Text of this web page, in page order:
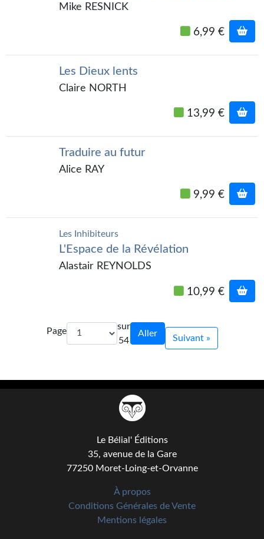
Goodies Gotland
Récompenses
Tous les articles
La Bibliothèque orbitale
CONTACT
F.A.Q.
Mike RESNICK
6,99 €
Les Dieux lents
Claire NORTH
13,99 €
Traduire au futur
Alice RAY
9,99 €
Les Inhibiteurs
L'Espace de la Révélation
Alastair REYNOLDS
10,99 €
Page
sur
54
Aller Suivant »
Le Bélial' Éditions
35, avenue de la Gare
77250 Moret-Loing-et-Orvanne
À propos
Conditions Générales de Vente
Mentions légales